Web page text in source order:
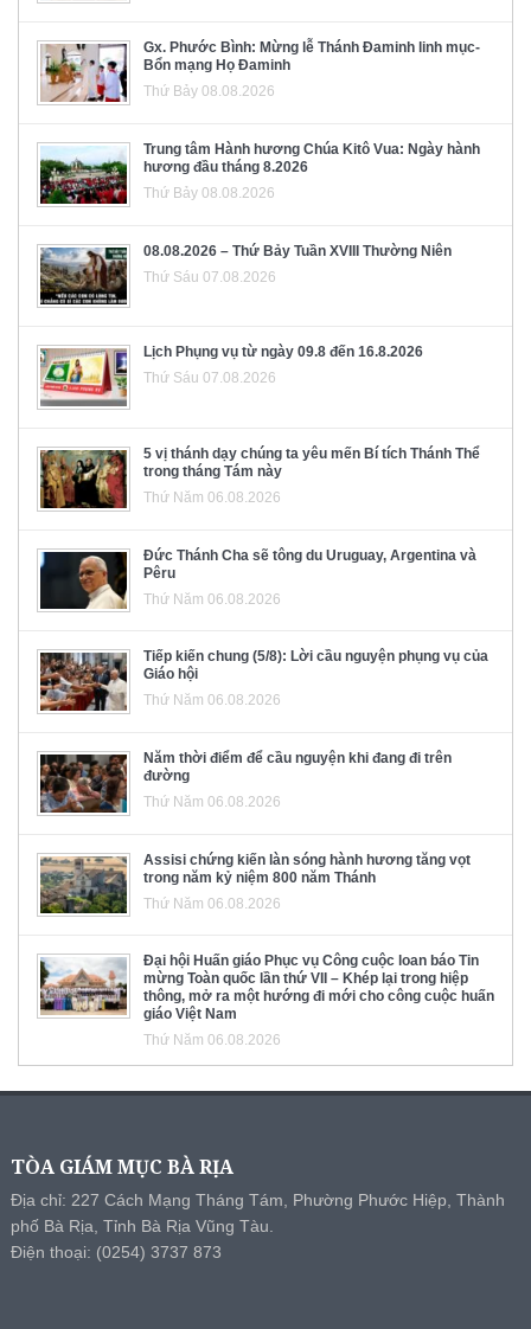
Gx. Phước Bình: Mừng lễ Thánh Đaminh linh mục-
Bổn mạng Họ Đaminh
Thứ Bảy 08.08.2026
Trung tâm Hành hương Chúa Kitô Vua: Ngày hành
hương đầu tháng 8.2026
Thứ Bảy 08.08.2026
08.08.2026 – Thứ Bảy Tuần XVIII Thường Niên
Thứ Sáu 07.08.2026
Lịch Phụng vụ từ ngày 09.8 đến 16.8.2026
Thứ Sáu 07.08.2026
5 vị thánh dạy chúng ta yêu mến Bí tích Thánh Thể
trong tháng Tám này
Thứ Năm 06.08.2026
Đức Thánh Cha sẽ tông du Uruguay, Argentina và
Pêru
Thứ Năm 06.08.2026
Tiếp kiến chung (5/8): Lời cầu nguyện phụng vụ của
Giáo hội
Thứ Năm 06.08.2026
Năm thời điểm để cầu nguyện khi đang đi trên
đường
Thứ Năm 06.08.2026
Assisi chứng kiến làn sóng hành hương tăng vọt
trong năm kỷ niệm 800 năm Thánh
Thứ Năm 06.08.2026
Đại hội Huấn giáo Phục vụ Công cuộc loan báo Tin
mừng Toàn quốc lần thứ VII – Khép lại trong hiệp
thông, mở ra một hướng đi mới cho công cuộc huấn
giáo Việt Nam
Thứ Năm 06.08.2026
TÒA GIÁM MỤC BÀ RỊA
Địa chỉ: 227 Cách Mạng Tháng Tám, Phường Phước Hiệp, Thành
phố Bà Rịa, Tỉnh Bà Rịa Vũng Tàu.
Điện thoại: (0254) 3737 873